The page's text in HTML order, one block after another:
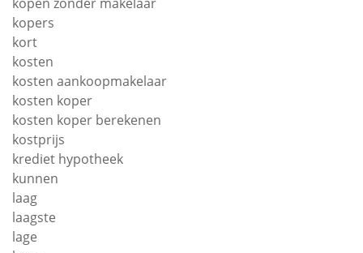
kopers
kort
kosten
kosten aankoopmakelaar
kosten koper
kosten koper berekenen
kostprijs
krediet hypotheek
kunnen
laag
laagste
lage